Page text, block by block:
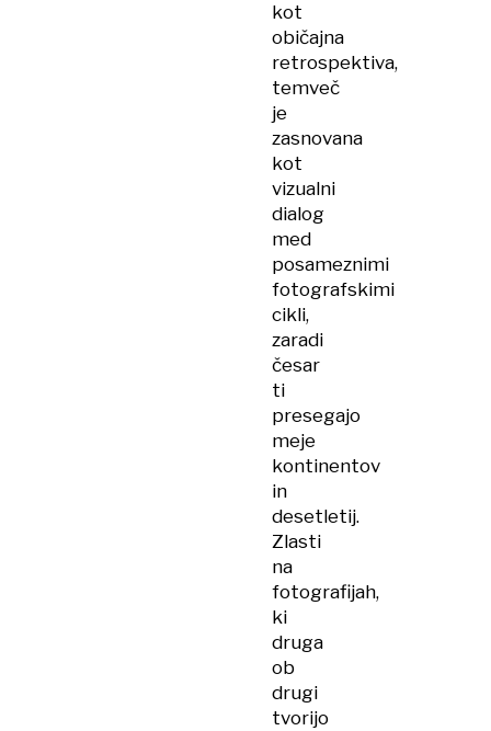
kot
običajna
retrospektiva,
temveč
je
zasnovana
kot
vizualni
dialog
med
posameznimi
fotografskimi
cikli,
zaradi
česar
ti
presegajo
meje
kontinentov
in
desetletij.
Zlasti
na
fotografijah,
ki
druga
ob
drugi
tvorijo